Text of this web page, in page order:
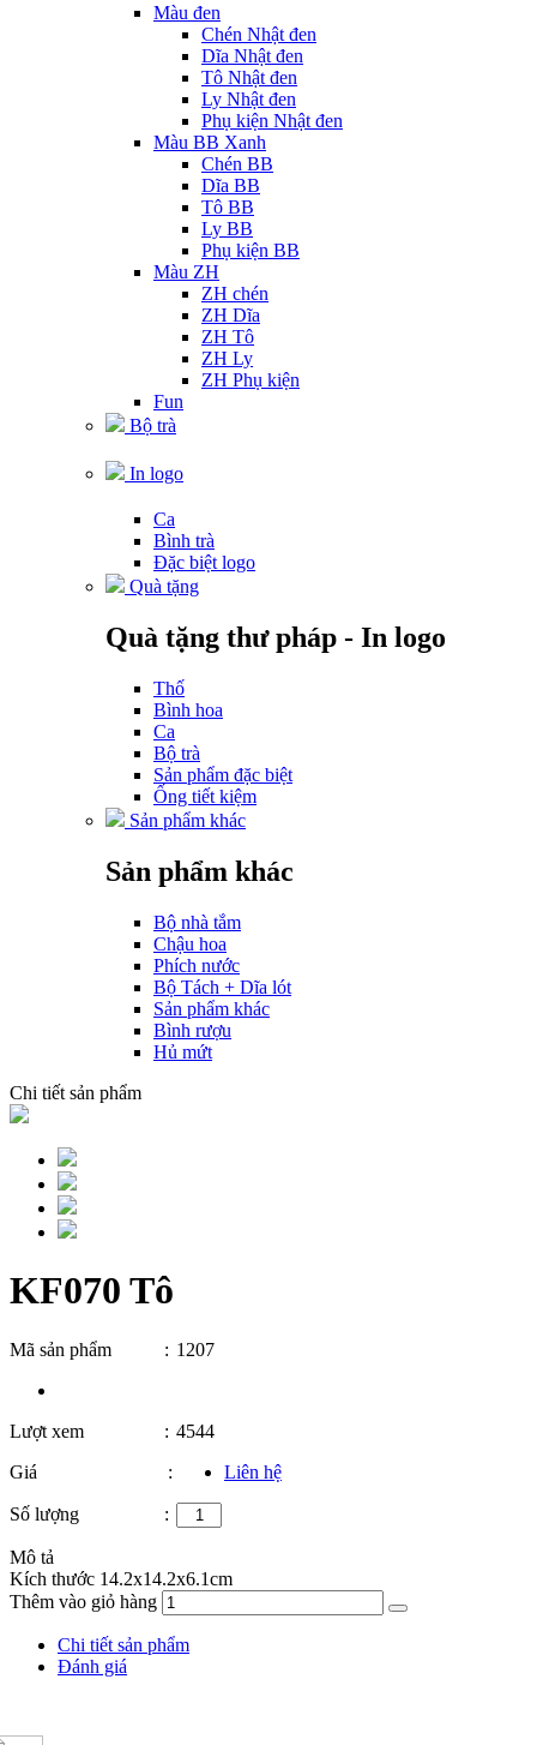
Màu đen
Chén Nhật đen
Dĩa Nhật đen
Tô Nhật đen
Ly Nhật đen
Phụ kiện Nhật đen
Màu BB Xanh
Chén BB
Dĩa BB
Tô BB
Ly BB
Phụ kiện BB
Màu ZH
ZH chén
ZH Dĩa
ZH Tô
ZH Ly
ZH Phụ kiện
Fun
Bộ trà
In logo
Ca
Bình trà
Đặc biệt logo
Quà tặng
Quà tặng thư pháp - In logo
Thố
Bình hoa
Ca
Bộ trà
Sản phẩm đặc biệt
Ống tiết kiệm
Sản phẩm khác
Sản phẩm khác
Bộ nhà tắm
Chậu hoa
Phích nước
Bộ Tách + Dĩa lót
Sản phẩm khác
Bình rượu
Hủ mứt
Chi tiết sản phẩm
KF070 Tô
Mã sản phẩm : 1207
Lượt xem : 4544
Giá
: Liên hệ
Số lượng :
Mô tả
Kích thước 14.2x14.2x6.1cm
Thêm vào giỏ hàng
Chi tiết sản phẩm
Đánh giá